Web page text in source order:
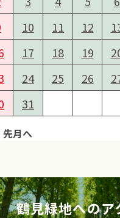
10 11 12
17 18 19
24 25 26
31
先月へ
鶴見緑地へのア